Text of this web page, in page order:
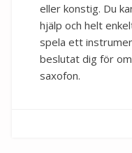
eller konstig. Du
hjälp och helt
spela ett
beslutat dig för
saxofon.